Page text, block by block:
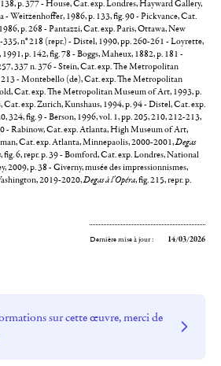
p. 377 - House, Cat. exp. Londres, Hayward Gallery,
- Weitzenhoffer, 1986, p. 133, fig. 90 - Pickvance, Cat.
p. 268 - Pantazzi, Cat. exp. Paris, Ottawa, New
335, n° 218 (repr.) - Distel, 1990, pp. 260-261 - Loyrette,
p. 142, fig. 78 - Boggs, Maheux, 1882, p. 181 -
337 n. 376 - Stein, Cat. exp. The Metropolitan
- Montebello (de), Cat. exp. The Metropolitan
Cat. exp. The Metropolitan Museum of Art, 1993, p.
Cat. exp. Zurich, Kunshaus, 1994, p. 94 - Distel, Cat. exp.
324, fig. 9 - Berson, 1996, vol. 1, pp. 205, 210, 212-213,
- Rabinow, Cat. exp. Atlanta, High Museum of Art,
Cat. exp. Atlanta, Minnepaolis, 2000-2001,Degas
, fig. 6, repr. p. 39 - Bomford, Cat. exp. Londres, National
2009, p. 38 - Giverny, musée des impressionnismes,
2019-2020,Degas à l'Opéra, fig. 215, repr. p.
Dernière mise à jour : 14/03/2026
sur cette œuvre, merci de